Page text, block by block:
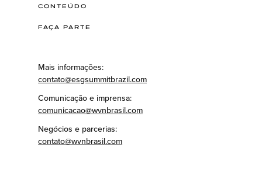
CONTEÚDO
FAÇA PARTE
Mais informações:
contato@esgsummitbrazil.com
Comunicação e imprensa:
comunicacao@wvnbrasil.com
Negócios e parcerias:
contato@wvnbrasil.com